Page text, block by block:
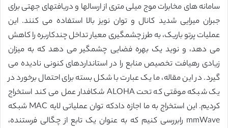
سامانه های مخابرات موج میلی متری از ارسالها و دریافتهای جهتی برای
جبران میرایی شدید کانال و توان نویز بالا استفاده می کنند. این
عملیات پرتو باریک، به طرز چشمگیری معیار تداخل چندکاربره را کاهش
می دهد، و نوید یک بهره فضایی چشمگیر می دهد که به میزان
زیادی رهیافت تخصیص منابع را در استانداردهای کنونی نادیده می
گیرد. در این مقاله، ما یک عبارت با شکل بسته برای احتمال برخورد در
یک شبکه موقتی که تحت ALOHA شکافدار عمل می کند استخراج
کردیم. این استخراج به ما اجازه دادکه توان عملیاتی لایه MAC شبکه
mmWave رابررسی کنیم که به عنوان یک تابع از چگالی فرستنده،